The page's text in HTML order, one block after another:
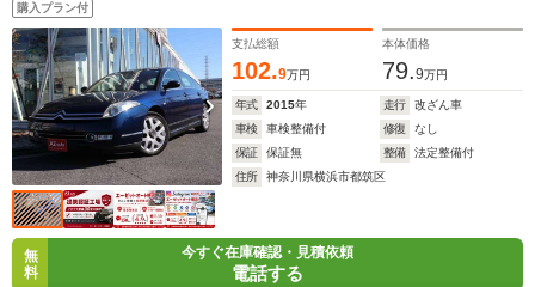
購入プラン付
支払総額
102.9万円
本体価格
79.9万円
年式 2015年 走行
改ざん車
車検
車検整備付 修復
なし
保証
保証無 整備
法定整備付
住所
神奈川県横浜市都筑区
無
料
今すぐ在庫確認・見積依頼
電話する